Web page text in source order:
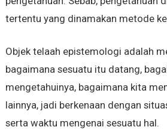
tertentu yang dinamakan metode
Objek telaah epistemologi adalah
bagaimana sesuatu itu datang,
mengetahuinya, bagaimana kita
lainnya, jadi berkenaan dengan
serta waktu mengenai sesuatu hal.